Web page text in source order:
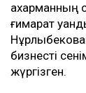
Қахарманның
ғимарат
бизнесті
жүргізген.